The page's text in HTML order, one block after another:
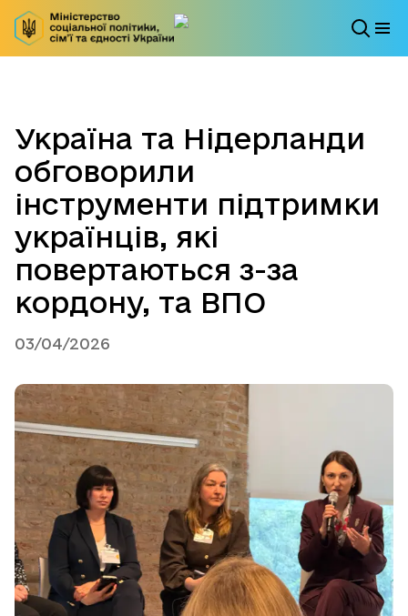
Україна та Нідерланди
обговорили
інструменти підтримки
українців, які
повертаються з-за
кордону, та ВПО
03/04/2026